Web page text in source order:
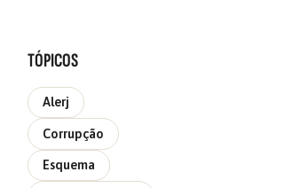
TÓPICOS
Alerj
Corrupção
Esquema